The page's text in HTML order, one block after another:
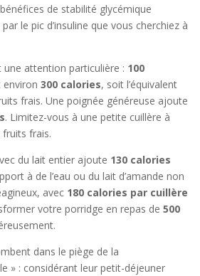
de stabilité glycémique
le pic d’insuline que vous cherchiez à
attention particulière : 100
environ 300 calories, soit l’équivalent
frais. Une poignée généreuse ajoute
. Limitez-vous à une petite cuillère à
fruits frais.
du lait entier ajoute 130 calories
à de l’eau ou du lait d’amande non
avec 180 calories par cuillère
votre porridge en repas de 500
dans le piège de la
» : considérant leur petit-déjeuner